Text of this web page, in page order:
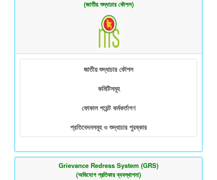
(জাতীয় শুদ্ধাচার কৌশল)
জাতীয় শুদ্ধাচার কৌশল
কমিটিসমূহ
ফোকাল পয়েন্ট কর্মকর্তাগণ
প্রতিবেদনসমূহ ও শুদ্ধাচার পুরষ্কার
Grievance Redress System (GRS)
(অভিযোগ প্রতিকার ব্যবস্থাপনা)